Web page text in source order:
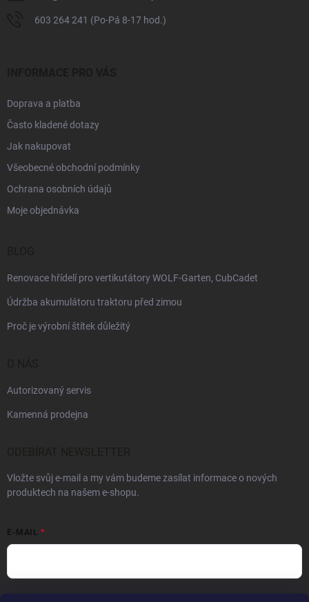
603 264 241 (Po-Pá 8-17 hod.)
Doprava a platba
Často kladené dotazy
Jak nakupovat
Všeobecné obchodní podmínky
Ochrana osobních údajů
Moje objednávka
Renovace hřídelí pro vertikutátory WOLF-Garten, CubCadet
Údržba akumulátoru traktoru před zimou
Proč je výrobní štítek důležitý
Autorizovaný servis
Kamenná prodejna
Vložte svůj e-mail a my vám budeme zasílat informace o nových
produktech na našem e-shopu.
E-MAIL